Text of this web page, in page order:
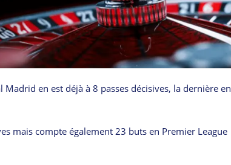
en est déjà à 8 passes décisives, la dernière en
mais compte également 23 buts en Premier League